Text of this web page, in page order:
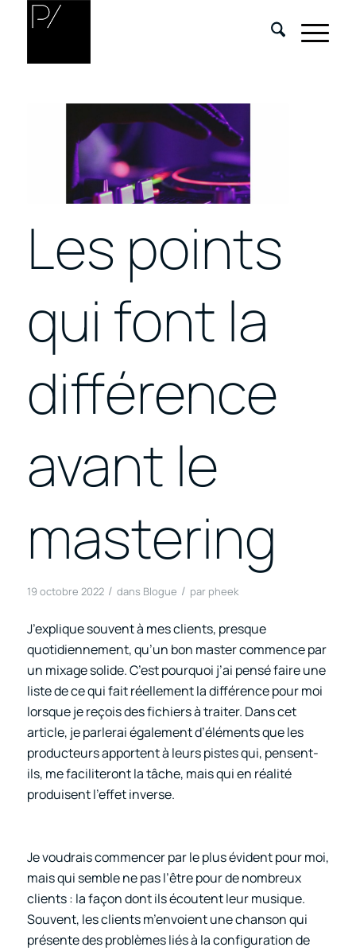
Les points
qui font la
différence
avant le
mastering
19 octobre 2022 / dans Blogue / par pheek
J’explique souvent à mes clients, presque
quotidiennement, qu’un bon master commence par
un mixage solide. C’est pourquoi j’ai pensé faire une
liste de ce qui fait réellement la différence pour moi
lorsque je reçois des fichiers à traiter. Dans cet
article, je parlerai également d’éléments que les
producteurs apportent à leurs pistes qui, pensent-
ils, me faciliteront la tâche, mais qui en réalité
produisent l’effet inverse.
Je voudrais commencer par le plus évident pour moi,
mais qui semble ne pas l’être pour de nombreux
clients : la façon dont ils écoutent leur musique.
Souvent, les clients m’envoient une chanson qui
présente des problèmes liés à la configuration de